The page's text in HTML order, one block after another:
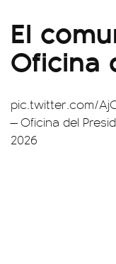
El
Oficina
pic.twitter.com/
— Oficina del
2026